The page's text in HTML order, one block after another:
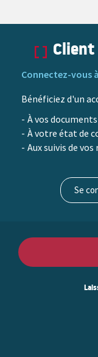
Connectez-vous
Bénéficiez d'un
À vos
À votre état de
Aux suivis de
Se